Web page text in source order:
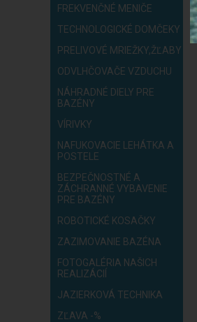
FREKVENČNÉ MENIČE
TECHNOLOGICKÉ DOMČEKY
PRELIVOVÉ MRIEŽKY,ŽĽABY
ODVLHČOVAČE VZDUCHU
NÁHRADNÉ DIELY PRE
BAZÉNY
VÍRIVKY
NAFUKOVACIE LEHÁTKA A
POSTELE
BEZPEČNOSTNÉ A
ZÁCHRANNÉ VYBAVENIE
PRE BAZÉNY
ROBOTICKÉ KOSAČKY
ZAZIMOVANIE BAZÉNA
FOTOGALÉRIA NAŠICH
REALIZÁCIÍ
JAZIERKOVÁ TECHNIKA
ZĽAVA -%